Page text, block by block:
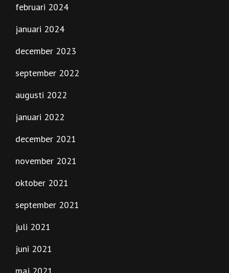
februari 2024
januari 2024
december 2023
september 2022
augusti 2022
januari 2022
december 2021
november 2021
oktober 2021
september 2021
juli 2021
juni 2021
maj 2021